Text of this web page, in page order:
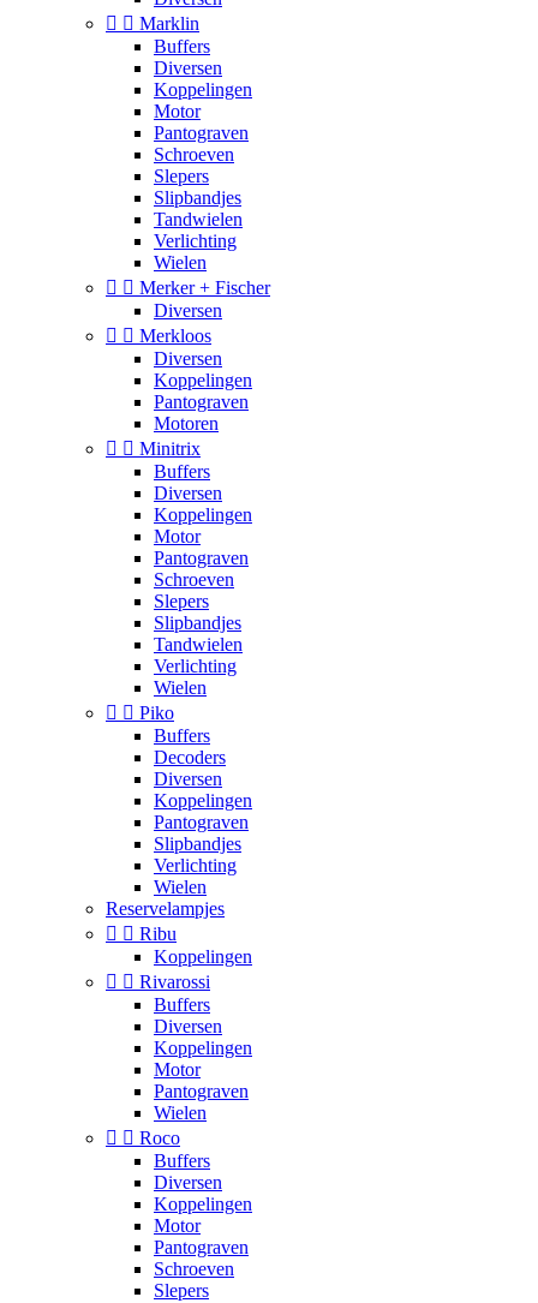
  Marklin
Buffers
Diversen
Koppelingen
Motor
Pantograven
Schroeven
Slepers
Slipbandjes
Tandwielen
Verlichting
Wielen
  Merker + Fischer
Diversen
  Merkloos
Diversen
Koppelingen
Pantograven
Motoren
  Minitrix
Buffers
Diversen
Koppelingen
Motor
Pantograven
Schroeven
Slepers
Slipbandjes
Tandwielen
Verlichting
Wielen
  Piko
Buffers
Decoders
Diversen
Koppelingen
Pantograven
Slipbandjes
Verlichting
Wielen
Reservelampjes
  Ribu
Koppelingen
  Rivarossi
Buffers
Diversen
Koppelingen
Motor
Pantograven
Wielen
  Roco
Buffers
Diversen
Koppelingen
Motor
Pantograven
Schroeven
Slepers